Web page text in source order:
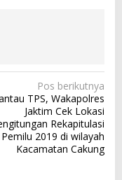
Pos berikutnya
TPS, Wakapolres
Jaktim Cek Lokasi
Rekapitulasi
Pemilu 2019 di wilayah
Kacamatan Cakung